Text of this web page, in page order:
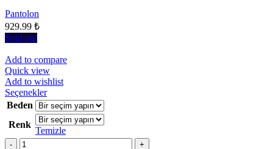
Pantolon
929.99 ₺
Sold out
Add to compare
Quick view
Add to wishlist
SeçeneklerBu
ürünün
birden
fazla
varyasyonu
Beden
Renk
Temizle
Miktar